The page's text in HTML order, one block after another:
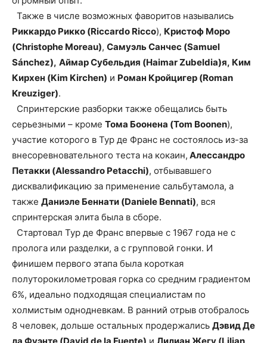
Также в числе возможных фаворитов назывались
Риккардо Рикко (Riccardo Ricco), Кристоф Моро
(Christophe Moreau), Самуэль Санчес (Samuel
Sánchez), Аймар Субельдия (Haimar Zubeldia)я, Ким
Кирхен (Kim Kirchen) и Роман Кройцигер (Roman
Kreuziger).
Спринтерские разборки также обещались быть
серьезными – кроме Тома Боонена (Tom Boonen),
участие которого в Тур де Франс не состоялось из-за
внесоревновательного теста на кокаин, Алессандро
Петакки (Alessandro Petacchi), отбывавшего
дисквалификацию за применение сальбутамола, а
также Даниэле Беннати (Daniele Bennati), вся
спринтерская элита была в сборе.
Стартовал Тур де Франс впервые с 1967 года не с
пролога или разделки, а с групповой гонки. И
финишем первого этапа была короткая
полуторокилометровая горка со средним градиентом
6%, идеально подходящая специалистам по
холмистым однодневкам. В ранний отрыв отобралось
8 человек, дольше остальных продержались Дэвид Де